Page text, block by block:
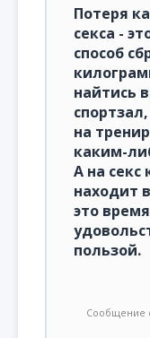
Потеря
секса -
способ
найтись
спортзал,
на
каким-
А на
находит
это
пользой.
Сообщение